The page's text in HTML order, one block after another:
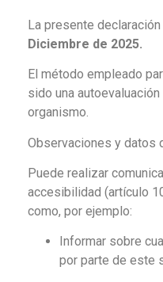
La presente
Diciembre de 2025.
El método empleado
sido una
organismo.
Observaciones y datos
Puede realizar
accesibilidad (artículo
como, por ejemplo:
Informar sobre
por parte de este